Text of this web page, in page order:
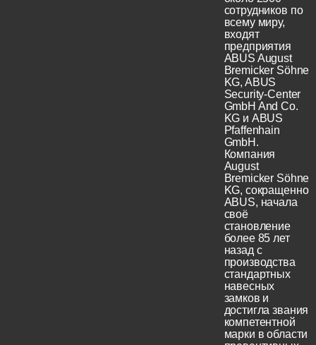
сотрудников по
всему миру,
входят
предприятия
ABUS August
Bremicker Söhne
KG, ABUS
Security-Center
GmbH And Co.
KG и ABUS
Pfaffenhain
GmbH.
Компания
August
Bremicker Söhne
KG, сокращенно
ABUS, начала
своё
становление
более 85 лет
назад с
производства
стандартных
навесных
замков и
достигла звания
компетентной
марки в области